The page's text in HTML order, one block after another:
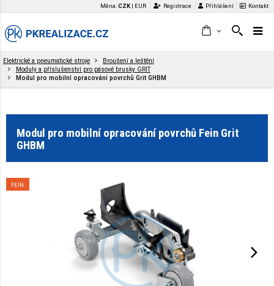
Měna:CZK EUR Registrace Přihlášení Kontakt
Elektrické a pneumatické stroje
Broušení a leštění
Moduly a příslušenství pro pásové brusky GRIT
Modul pro mobilní opracování povrchů Grit GHBM
Modul pro mobilní opracování povrchů Fein Grit
GHBM
FEIN